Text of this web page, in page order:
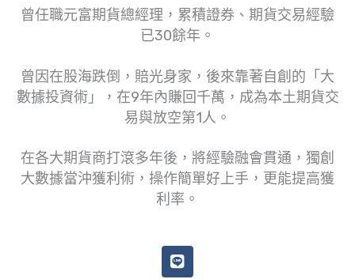
曾任職元富期貨總經理，累積證券、期貨交易經驗
已30餘年。
曾因在股海跌倒，賠光身家，後來靠著自創的「大
數據投資術」，在9年內賺回千萬，成為本土期貨交
易與放空第1人。
在各大期貨商打滾多年後，將經驗融會貫通，獨創
大數據當沖獲利術，操作簡單好上手，更能提高獲
利率。
L
i